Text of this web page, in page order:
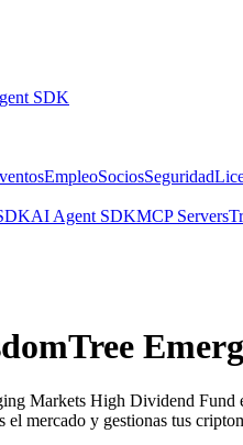
SDK
EmpleoSociosSeguridad
AI Agent SDKMCP Servers
Markets High Dividend
mercado y gestionas tus